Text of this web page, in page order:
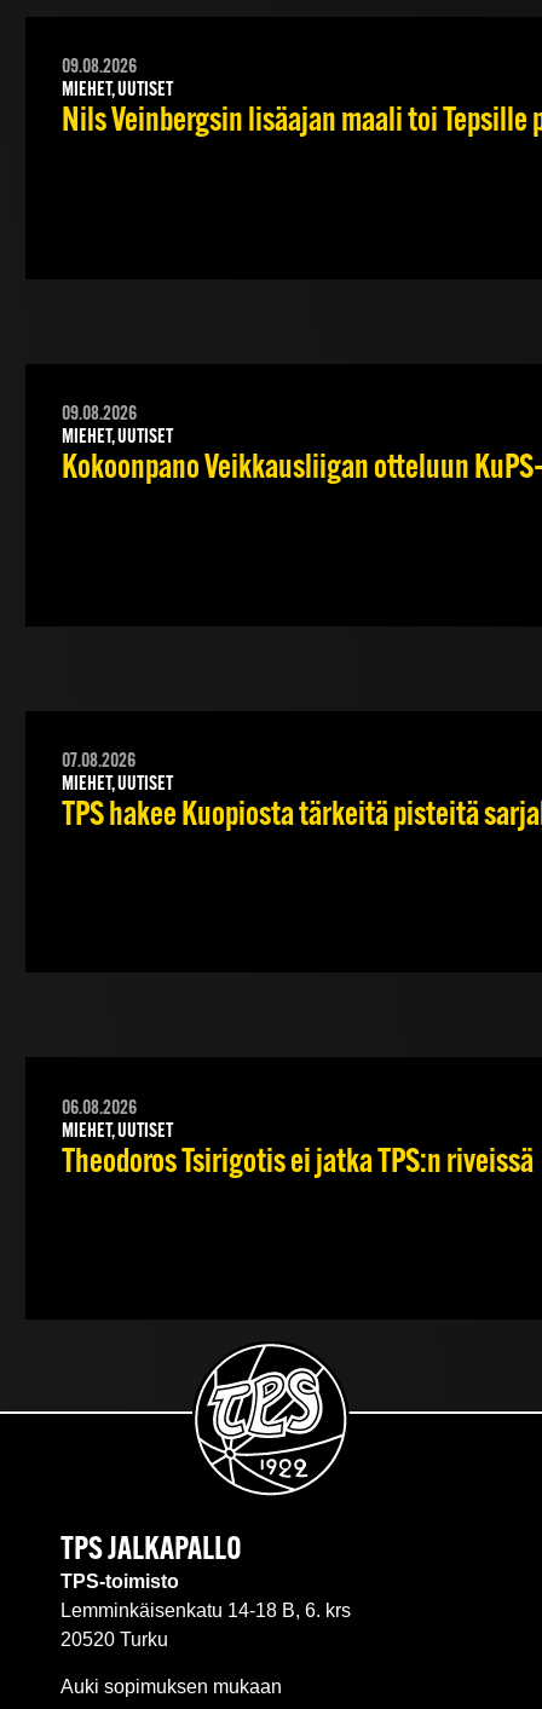
09.08.2026
MIEHET, UUTISET
Nils Veinbergsin lisäajan maali toi Tepsille
09.08.2026
MIEHET, UUTISET
Kokoonpano Veikkausliigan otteluun
07.08.2026
MIEHET, UUTISET
TPS hakee Kuopiosta tärkeitä pisteitä
06.08.2026
MIEHET, UUTISET
Theodoros Tsirigotis ei jatka TPS:n riveissä
TPS JALKAPALLO
TPS-toimisto
Lemminkäisenkatu 14-18 B, 6. krs
20520 Turku
Auki sopimuksen mukaan